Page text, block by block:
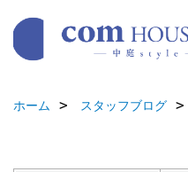
ホーム スタッフブログ